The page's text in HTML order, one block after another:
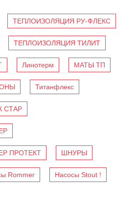
ТЕПЛОИЗОЛЯЦИЯ РУ-ФЛЕКС
ТЕПЛОИЗОЛЯЦИЯ ТИЛИТ
Линотерм МАТЫ ТП
Титанфлекс
СТАР
ПРОТЕКТ ШНУРЫ
Rommer Насосы Stout !